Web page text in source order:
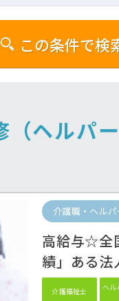
この条件で検
ヘルパー
介護職・ヘルパ
高給与☆全
績」ある法
介護福祉士
ヘル
処遇改善手当
給！
手当も重視したいあな